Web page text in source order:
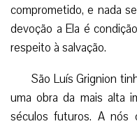
comprometido, e nada
devoção a Ela é
respeito à salvação.
São Luís Grignion
uma obra da mais alta
séculos futuros. A nós